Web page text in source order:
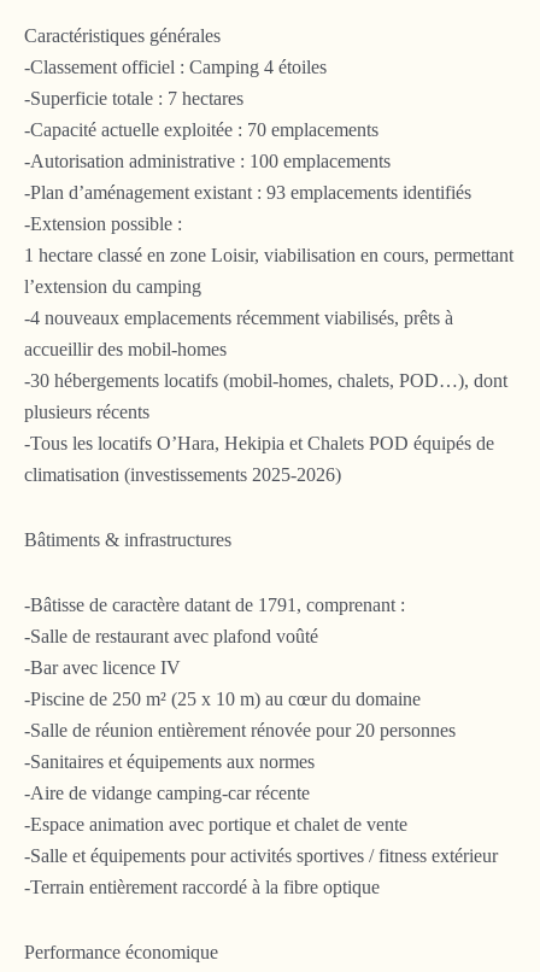
Caractéristiques générales
-Classement officiel : Camping 4 étoiles
-Superficie totale : 7 hectares
-Capacité actuelle exploitée : 70 emplacements
-Autorisation administrative : 100 emplacements
-Plan d’aménagement existant : 93 emplacements identifiés
-Extension possible :
1 hectare classé en zone Loisir, viabilisation en cours, permettant
l’extension du camping
-4 nouveaux emplacements récemment viabilisés, prêts à
accueillir des mobil-homes
-30 hébergements locatifs (mobil-homes, chalets, POD…), dont
plusieurs récents
-Tous les locatifs O’Hara, Hekipia et Chalets POD équipés de
climatisation (investissements 2025-2026)
Bâtiments & infrastructures
-Bâtisse de caractère datant de 1791, comprenant :
-Salle de restaurant avec plafond voûté
-Bar avec licence IV
-Piscine de 250 m² (25 x 10 m) au cœur du domaine
-Salle de réunion entièrement rénovée pour 20 personnes
-Sanitaires et équipements aux normes
-Aire de vidange camping-car récente
-Espace animation avec portique et chalet de vente
-Salle et équipements pour activités sportives / fitness extérieur
-Terrain entièrement raccordé à la fibre optique
Performance économique